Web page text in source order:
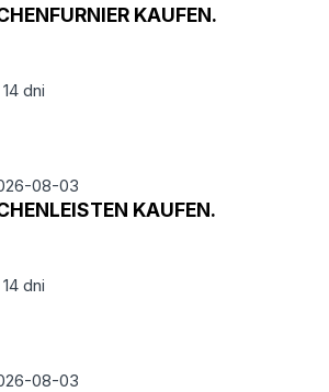
KAUFEN.
14 dni
08-03
KAUFEN.
14 dni
08-03